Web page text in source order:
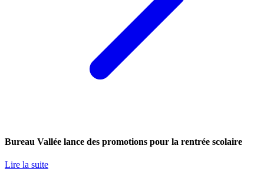
Bureau Vallée lance des promotions pour la rentrée scolaire
Lire la suite